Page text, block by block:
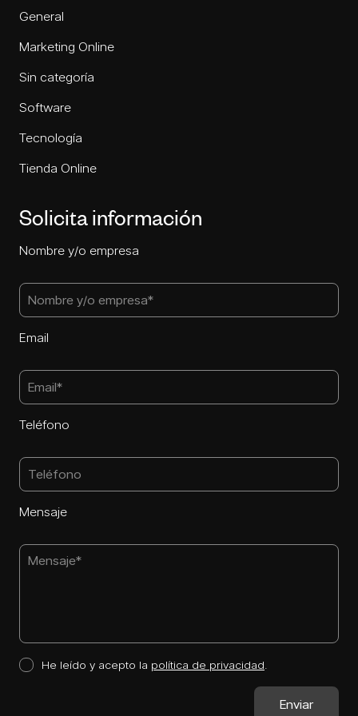
General
Marketing Online
Sin categoría
Software
Tecnología
Tienda Online
Solicita información
Nombre y/o empresa
Email
Teléfono
Mensaje
He leído y acepto la política de privacidad